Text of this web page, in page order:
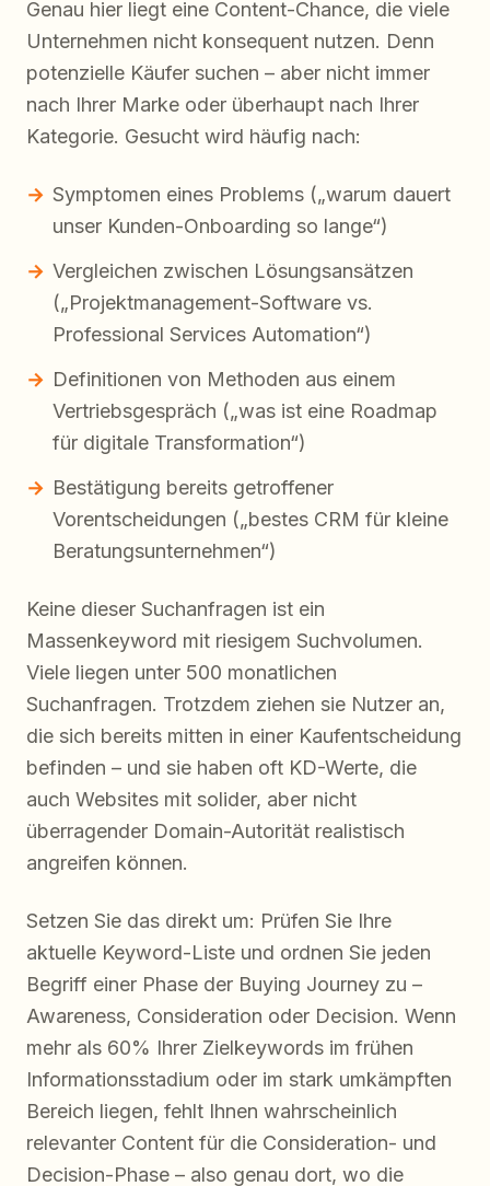
Genau hier liegt eine Content-Chance, die viele
Unternehmen nicht konsequent nutzen. Denn
potenzielle Käufer suchen – aber nicht immer
nach Ihrer Marke oder überhaupt nach Ihrer
Kategorie. Gesucht wird häufig nach:
Symptomen eines Problems („warum dauert
unser Kunden-Onboarding so lange“)
Vergleichen zwischen Lösungsansätzen
(„Projektmanagement-Software vs.
Professional Services Automation“)
Definitionen von Methoden aus einem
Vertriebsgespräch („was ist eine Roadmap
für digitale Transformation“)
Bestätigung bereits getroffener
Vorentscheidungen („bestes CRM für kleine
Beratungsunternehmen“)
Keine dieser Suchanfragen ist ein
Massenkeyword mit riesigem Suchvolumen.
Viele liegen unter 500 monatlichen
Suchanfragen. Trotzdem ziehen sie Nutzer an,
die sich bereits mitten in einer Kaufentscheidung
befinden – und sie haben oft KD-Werte, die
auch Websites mit solider, aber nicht
überragender Domain-Autorität realistisch
angreifen können.
Setzen Sie das direkt um: Prüfen Sie Ihre
aktuelle Keyword-Liste und ordnen Sie jeden
Begriff einer Phase der Buying Journey zu –
Awareness, Consideration oder Decision. Wenn
mehr als 60% Ihrer Zielkeywords im frühen
Informationsstadium oder im stark umkämpften
Bereich liegen, fehlt Ihnen wahrscheinlich
relevanter Content für die Consideration- und
Decision-Phase – also genau dort, wo die